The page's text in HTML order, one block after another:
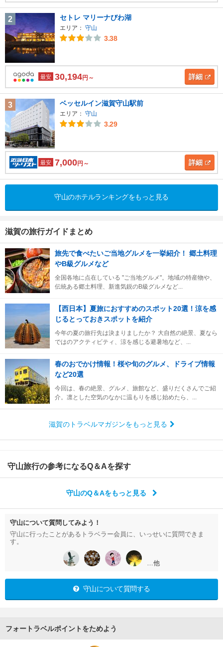
2 セトレ マリーナびわ湖
エリア： 守山
3.38
最安 30,194円～ 詳細
3 ベッセルイン滋賀守山駅前
エリア： 守山
3.29
最安 7,000円～ 詳細
守山のホテルランキングをもっと見る
滋賀の旅行ガイドまとめ
旅先で食べたいご当地グルメを一挙紹介！ 郷土料理
やB級グルメなど
全国各地に点在している "ご当地グルメ"。地域の特産物や、
伝統ある郷土料理、新進気鋭のB級グルメなど...
【西日本】夏旅におすすめのスポット20選！涼を感
じるとっておきスポットを紹介
今年の夏の旅行先は決まりましたか？ 大自然の絶景、夏なら
ではのアクティビティ、涼を感じる避暑地など、...
春のおでかけ情報！桜や旬のグルメ、ドライブ情報
など20選
今回は、春の絶景、グルメ、旅館など、盛りだくさんでご紹
介。凛とした空気のなかに温もりを感じ始めたら、...
滋賀のトラベルマガジンをもっと見る
守山旅行の参考になるQ＆Aを探す
守山のQ＆Aをもっと見る
守山について質問してみよう！
守山に行ったことがあるトラベラー会員に、いっせいに質問できま
す。
…他
守山について質問する
フォートラベルポイントをためよう